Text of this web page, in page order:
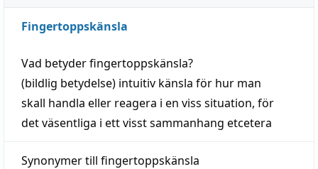
Fingertoppskänsla
Vad betyderfingertoppskänsla?
(bildlig betydelse) intuitiv känsla för hur man
skall handla eller reagera i en viss situation, för
det väsentliga i ett visstsammanhang etcetera
Synonymer till fingertoppskänsla